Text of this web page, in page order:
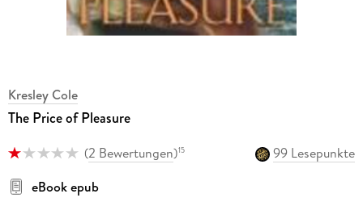
Kresley Cole
The Price of Pleasure
(2 Bewertungen)15
99 Lesepunkte
eBook epub